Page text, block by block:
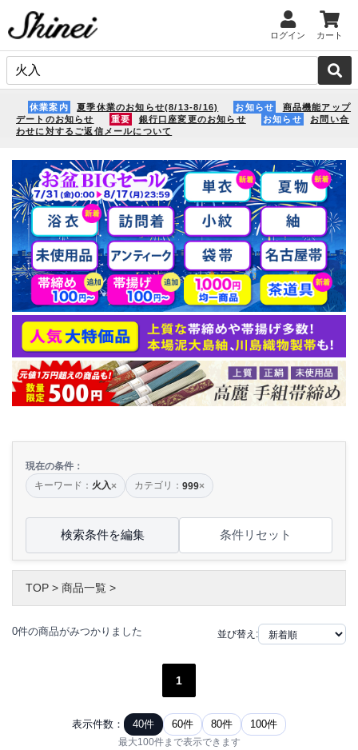
ログイン カート
休業案内 夏季休業のお知らせ(8/13-8/16) お知らせ
商品機能アップ
デートのお知らせ
重要 銀行口座変更のお知らせ お知らせ
お問い合
わせに対するご返信メールについて
現在の条件：
キーワード： 火入× カテゴリ： 999×
検索条件を編集 条件リセット
TOP > 商品一覧 >
0件の商品がみつかりました 並び替え:
1
表示件数： 40件 60件 80件 100件
最大100件まで表示できます